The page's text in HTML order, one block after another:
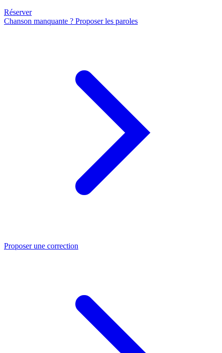
Réserver
Chanson manquante ? Proposer les paroles
Proposer une correction